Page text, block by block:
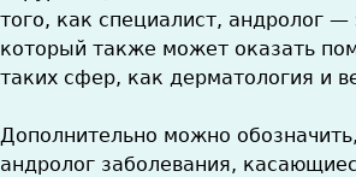
того, как специалист, андролог
который также может оказать
таких сфер, как дерматология и
Дополнительно можно
андролог заболевания,